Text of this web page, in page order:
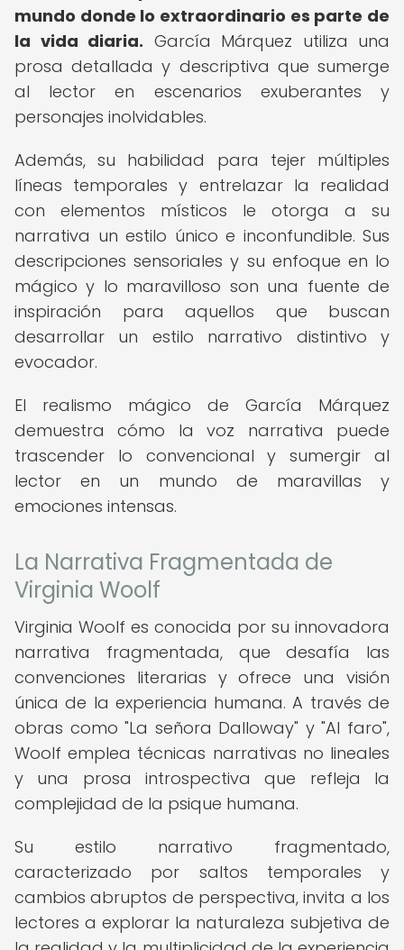
mundo donde lo extraordinario es parte de
la vida diaria. García Márquez utiliza una
prosa detallada y descriptiva que sumerge
al lector en escenarios exuberantes y
personajes inolvidables.
Además, su habilidad para tejer múltiples
líneas temporales y entrelazar la realidad
con elementos místicos le otorga a su
narrativa un estilo único e inconfundible. Sus
descripciones sensoriales y su enfoque en lo
mágico y lo maravilloso son una fuente de
inspiración para aquellos que buscan
desarrollar un estilo narrativo distintivo y
evocador.
El realismo mágico de García Márquez
demuestra cómo la voz narrativa puede
trascender lo convencional y sumergir al
lector en un mundo de maravillas y
emociones intensas.
La Narrativa Fragmentada de
Virginia Woolf
Virginia Woolf es conocida por su innovadora
narrativa fragmentada, que desafía las
convenciones literarias y ofrece una visión
única de la experiencia humana. A través de
obras como "La señora Dalloway" y "Al faro",
Woolf emplea técnicas narrativas no lineales
y una prosa introspectiva que refleja la
complejidad de la psique humana.
Su estilo narrativo fragmentado,
caracterizado por saltos temporales y
cambios abruptos de perspectiva, invita a los
lectores a explorar la naturaleza subjetiva de